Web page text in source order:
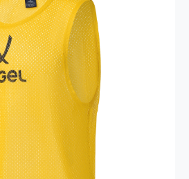
рублей.
всех заказов за 6 месяцев
рублей
всех заказов за 6 месяцев
рублей.
всех заказов за 6 месяцев -
рублей.